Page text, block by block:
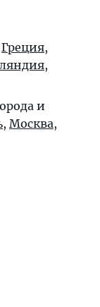
Греция,
,
и
, Москва,